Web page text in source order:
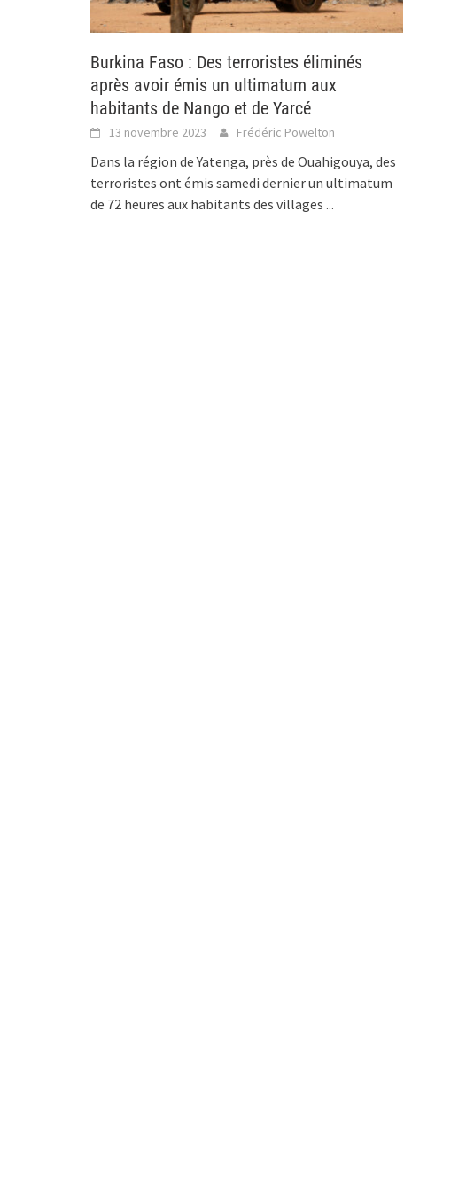
Burkina Faso : Des terroristes éliminés
après avoir émis un ultimatum aux
habitants de Nango et de Yarcé
13 novembre 2023 Frédéric Powelton
Dans la région de Yatenga, près de Ouahigouya, des
terroristes ont émis samedi dernier un ultimatum
de 72 heures aux habitants des villages ...